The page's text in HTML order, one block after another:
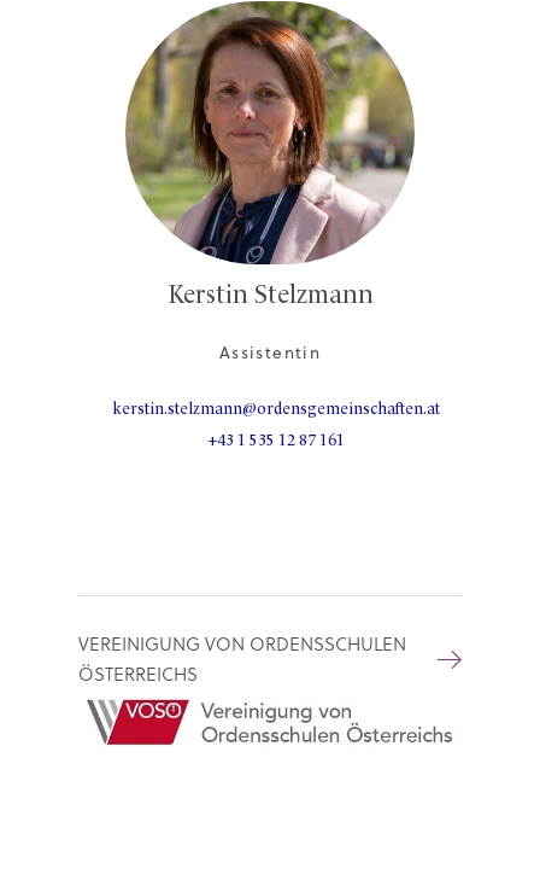
Kerstin Stelzmann
Assistentin
kerstin.stelzmann@ordensgemeinschaften.at
+43 1 535 12 87 161
VEREINIGUNG VON ORDENSSCHULEN
ÖSTERREICHS